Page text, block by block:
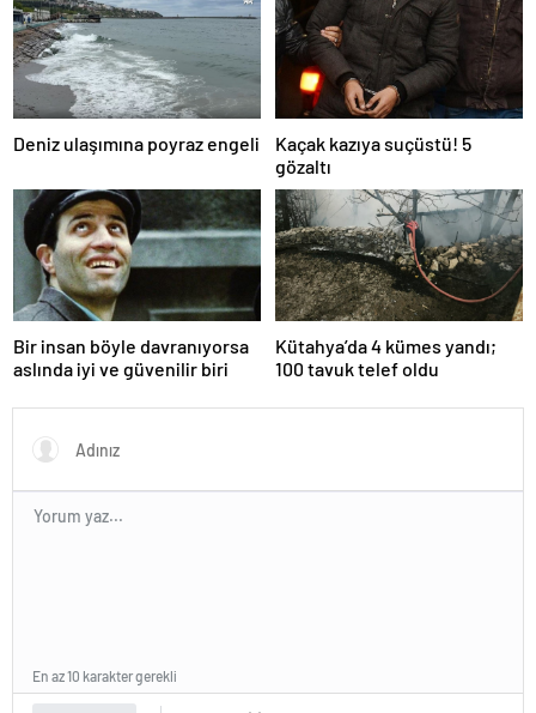
Deniz ulaşımına poyraz engeli
Kaçak kazıya suçüstü! 5
gözaltı
Bir insan böyle davranıyorsa
aslında iyi ve güvenilir biri
Kütahya’da 4 kümes yandı;
100 tavuk telef oldu
En az 10 karakter gerekli